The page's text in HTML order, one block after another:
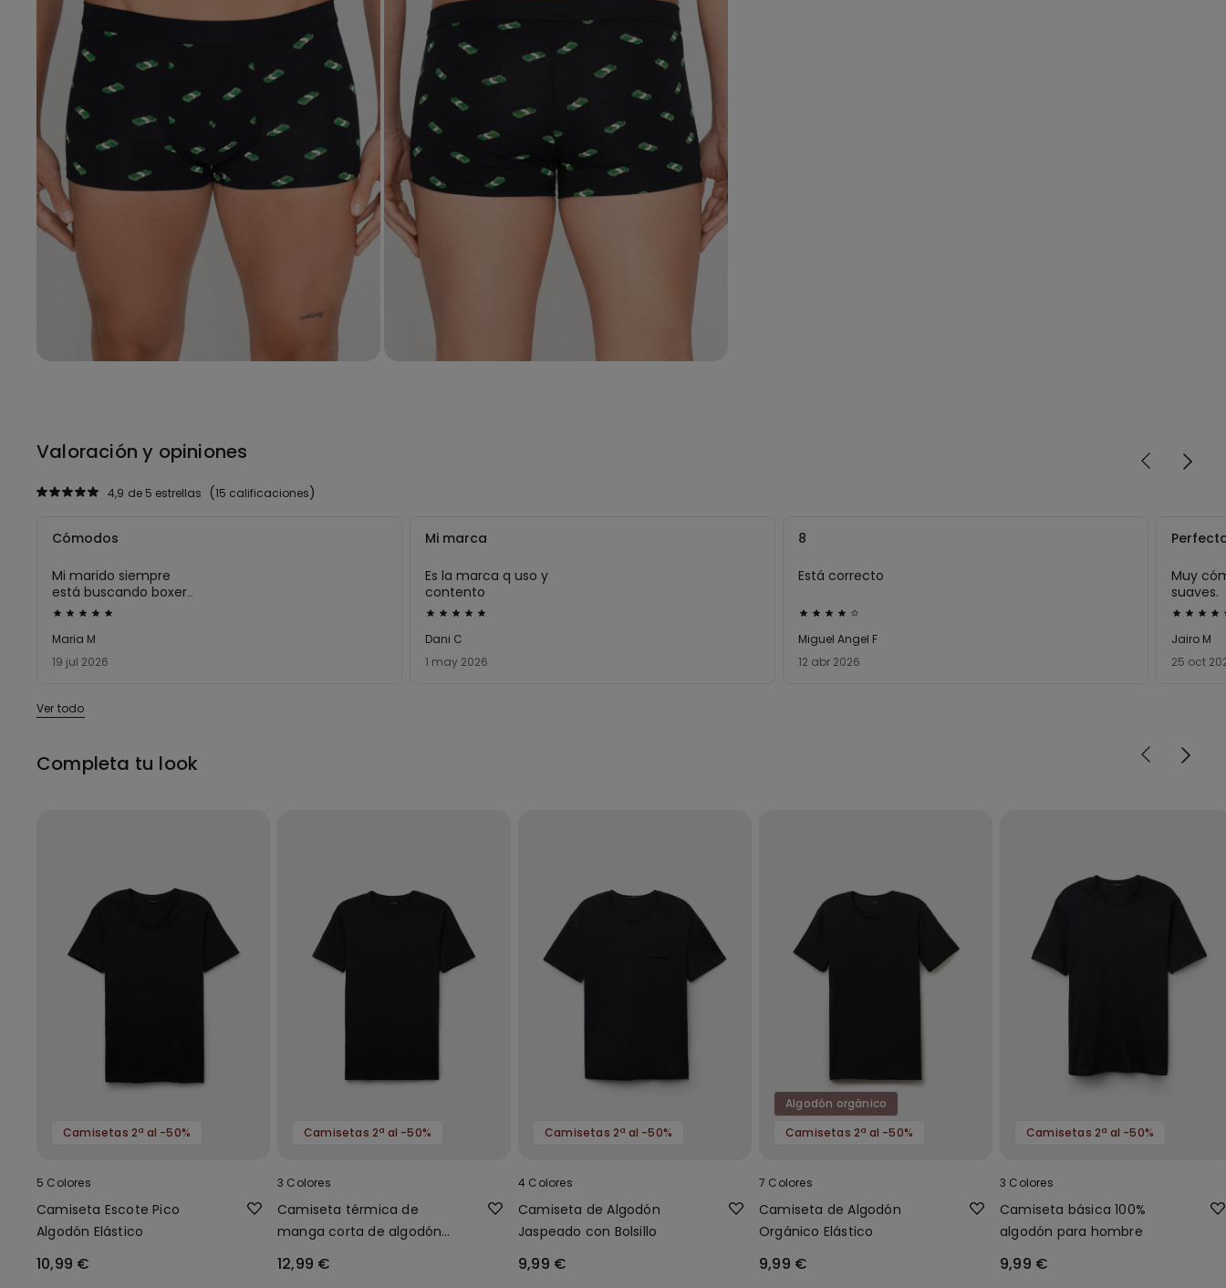
Valoración y opiniones
15 calificaciones
4,9 de 5 estrellas
Calificación
de
5
Cómodos
Mi marido siempre
está buscando boxer
cortos y es el único
encontrado y
comprado, le gustan
mucho
19 jul 2026
Maria M
Calificación
de
5
Mi marca
Es la marca q uso y
contento
1 may 2026
Dani C
Calificación
de
4
8
Está correcto
12 abr 2026
Miguel Angel F
de
5
Muy
suaves.
25 oct
Jairo M
Ver todo
Completa tu look
Camisetas 2ª al -50%
5 Colores
Camiseta Escote Pico
Algodón Elástico
10,99 €
Camisetas 2ª al -50%
3 Colores
Camiseta térmica de
manga corta de algodón
12,99 €
Camisetas 2ª al -50%
4 Colores
Camiseta de Algodón
Jaspeado con Bolsillo
9,99 €
Algodón orgánico
Camisetas 2ª al -50%
7 Colores
Camiseta de Algodón
Orgánico Elástico
9,99 €
Camisetas 2ª al -50%
3 Colores
Camiseta básica 100%
algodón para hombre
9,99 €